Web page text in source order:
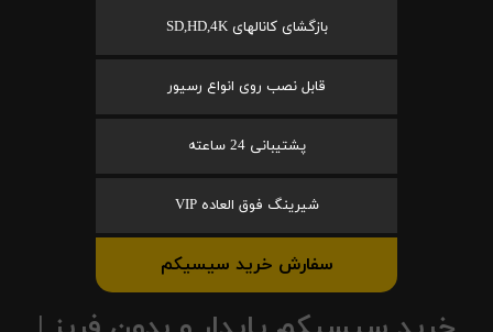
بازگشای کانالهای SD,HD,4K
قابل نصب روی انواع رسیور
پشتیبانی 24 ساعته
شیرینگ فوق العاده VIP
سفارش خرید سیسیکم